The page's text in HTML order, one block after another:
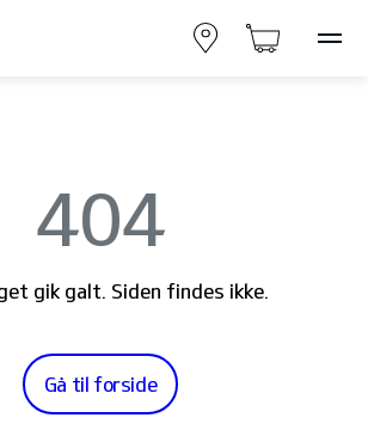
404
gik galt. Siden findes ikke.
Gå til forside